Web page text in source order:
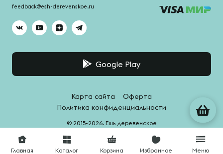
Главная Каталог Корзина Избранное Меню
feedback@esh-derevenskoe.ru
Google Play
© 2015-2026. Ешь деревенское
Карта сайта
Оферта
Политика конфиденциальности
Система качества - HACCPro